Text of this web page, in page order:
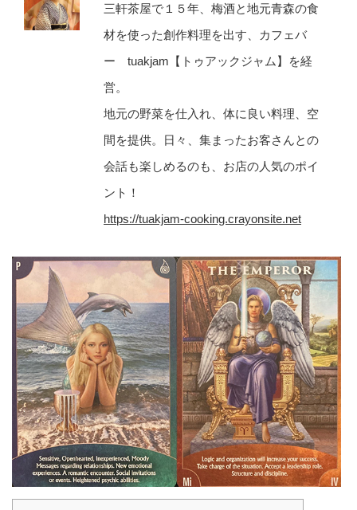
三軒茶屋で１５年、梅酒と地元青森の食
材を使った創作料理を出す、カフェバ
ー tuakjam【トゥアックジャム】を経
営。
地元の野菜を仕入れ、体に良い料理、空
間を提供。日々、集まったお客さんとの
会話も楽しめるのも、お店の人気のポイ
ント！
https://tuakjam-cooking.crayonsite.net